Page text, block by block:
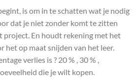
is om in te schatten wat je nodig
dat je niet zonder komt te zitten
project. En houdt rekening met het
het op maat snijden van het leer.
verlies is ? 20 % , 30 % ,
die je wilt kopen.